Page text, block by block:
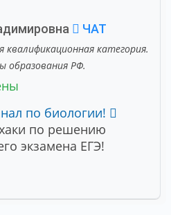
ЧАТ
категория.
образования РФ.
по биологии!
по решению
экзамена ЕГЭ!